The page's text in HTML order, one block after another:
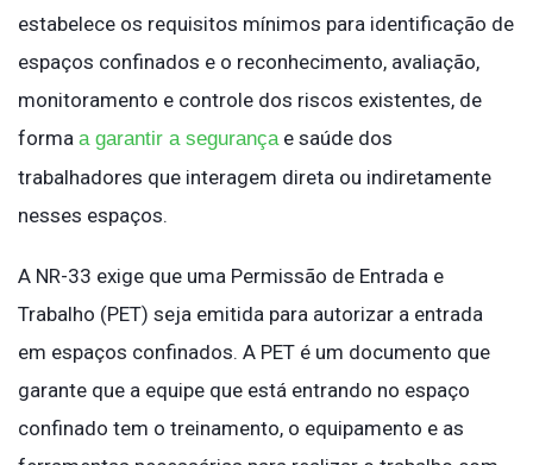
estabelece os requisitos mínimos para identificação de
espaços confinados e o reconhecimento, avaliação,
monitoramento e controle dos riscos existentes, de
forma a garantir a segurançae saúde dos
trabalhadores que interagem direta ou indiretamente
nesses espaços.
A NR-33 exige que uma Permissão de Entrada e
Trabalho (PET) seja emitida para autorizar a entrada
em espaços confinados. A PET é um documento que
garante que a equipe que está entrando no espaço
confinado tem o treinamento, o equipamento e as